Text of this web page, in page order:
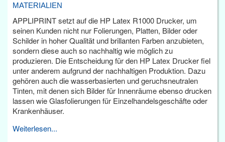
MATERIALIEN
APPLIPRINT setzt auf die HP Latex R1000 Drucker, um
seinen Kunden nicht nur Folierungen, Platten, Bilder oder
Schilder in hoher Qualität und brillanten Farben anzubieten,
sondern diese auch so nachhaltig wie möglich zu
produzieren. Die Entscheidung für den HP Latex Drucker fiel
unter anderem aufgrund der nachhaltigen Produktion. Dazu
gehören auch die wasserbasierten und geruchsneutralen
Tinten, mit denen sich Bilder für Innenräume ebenso drucken
lassen wie Glasfolierungen für Einzelhandelsgeschäfte oder
Krankenhäuser.
Weiterlesen...